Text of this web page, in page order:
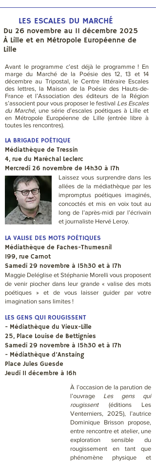
Du 26 novembre au 11 décembre 2025
À Lille et en Métropole Européenne de
Lille
LES ESCALES DU MARCHÉ
Avant le programme c’est déjà le programme ! En
marge du Marché de la Poésie des 12, 13 et 14
décembre au Tripostal, le Centre littéraire Escales
des lettres, la Maison de la Poésie des Hauts-de-
France et l’Association des éditeurs de la Région
s’associent pour vous proposer le festival Les Escales
du Marché, une série d’escales poétiques à Lille et
en Métropole Européenne de Lille (entrée libre à
toutes les rencontres).
LA BRIGADE POÉTIQUE
Médiathèque de Tressin
4, rue du Maréchal Leclerc
Mercredi 26 novembre de 14h30 à 17h
Laissez vous surprendre dans les
allées de la médiathèque par les
impromptus poétiques imaginés,
concoctés et mis en voix tout au
long de l’après-midi par l’écrivain
et journaliste Hervé Leroy.
LA VALISE DES MOTS POÉTIQUES
Médiathèque de Faches-Thumesnil
199, rue Carnot
Samedi 29 novembre à 15h30 et à 17h
Maggie Deléglise et Stéphanie Morelli vous proposent
de venir piocher dans leur grande « valise des mots
poétiques » et de vous laisser guider par votre
imagination sans limites !
LES GENS QUI ROUGISSENT
- Médiathèque du Vieux-Lille
25, Place Louise de Bettignies
Samedi 29 novembre à 15h30​ et à 17h
- Médiathèque d’Anstaing
Place Jules Guesde
Jeudi 11 décembre à 16h
À l’occasion de la parution de
l’ouvrage Les gens qui
rougissent(éditions Les
Venterniers, 2025), l’autrice
Dominique Brisson propose,
entre rencontre et atelier, une
exploration sensible du
rougissement en tant que
phénomène physique et